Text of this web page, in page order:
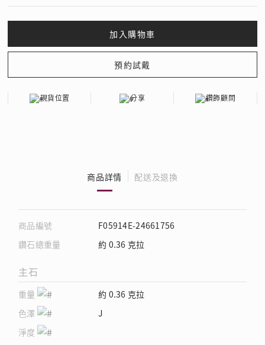
現貨位置 分享 鑽飾顧問
商品詳情 配送及退換
商品編號
F05914E-24661756
鑽石總重量
約 0.36 克拉
主石
重量
約 0.36 克拉
色澤
J
淨度